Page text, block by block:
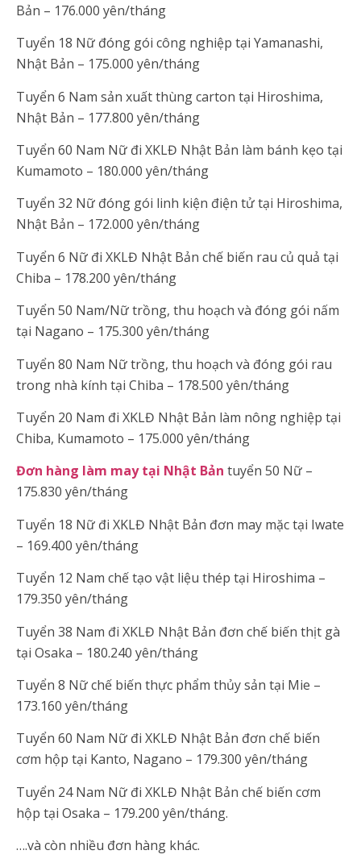
Bản – 176.000 yên/tháng
Tuyển 18 Nữ đóng gói công nghiệp tại Yamanashi,
Nhật Bản – 175.000 yên/tháng
Tuyển 6 Nam sản xuất thùng carton tại Hiroshima,
Nhật Bản – 177.800 yên/tháng
Tuyển 60 Nam Nữ đi XKLĐ Nhật Bản làm bánh kẹo tại
Kumamoto – 180.000 yên/tháng
Tuyển 32 Nữ đóng gói linh kiện điện tử tại Hiroshima,
Nhật Bản – 172.000 yên/tháng
Tuyển 6 Nữ đi XKLĐ Nhật Bản chế biến rau củ quả tại
Chiba – 178.200 yên/tháng
Tuyển 50 Nam/Nữ trồng, thu hoạch và đóng gói nấm
tại Nagano – 175.300 yên/tháng
Tuyển 80 Nam Nữ trồng, thu hoạch và đóng gói rau
trong nhà kính tại Chiba – 178.500 yên/tháng
Tuyển 20 Nam đi XKLĐ Nhật Bản làm nông nghiệp tại
Chiba, Kumamoto – 175.000 yên/tháng
Đơn hàng làm may tại Nhật Bản tuyển 50 Nữ –
175.830 yên/tháng
Tuyển 18 Nữ đi XKLĐ Nhật Bản đơn may mặc tại Iwate
– 169.400 yên/tháng
Tuyển 12 Nam chế tạo vật liệu thép tại Hiroshima –
179.350 yên/tháng
Tuyển 38 Nam đi XKLĐ Nhật Bản đơn chế biến thịt gà
tại Osaka – 180.240 yên/tháng
Tuyển 8 Nữ chế biến thực phẩm thủy sản tại Mie –
173.160 yên/tháng
Tuyển 60 Nam Nữ đi XKLĐ Nhật Bản đơn chế biến
cơm hộp tại Kanto, Nagano – 179.300 yên/tháng
Tuyển 24 Nam Nữ đi XKLĐ Nhật Bản chế biến cơm
hộp tại Osaka – 179.200 yên/tháng.
….và còn nhiều đơn hàng khác.